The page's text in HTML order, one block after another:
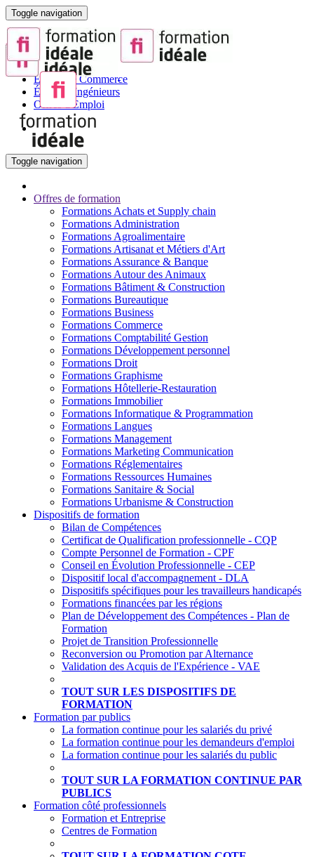
Toggle navigation
Sites partenaires :
BTS
Écoles de Commerce
Écoles d'Ingénieurs
Offres d'Emploi
Toggle navigation
Offres de formation
Formations Achats et Supply chain
Formations Administration
Formations Agroalimentaire
Formations Artisanat et Métiers d'Art
Formations Assurance & Banque
Formations Autour des Animaux
Formations Bâtiment & Construction
Formations Bureautique
Formations Business
Formations Commerce
Formations Comptabilité Gestion
Formations Développement personnel
Formations Droit
Formations Graphisme
Formations Hôtellerie-Restauration
Formations Immobilier
Formations Informatique & Programmation
Formations Langues
Formations Management
Formations Marketing Communication
Formations Réglementaires
Formations Ressources Humaines
Formations Sanitaire & Social
Formations Urbanisme & Construction
Dispositifs de formation
Bilan de Compétences
Certificat de Qualification professionnelle - CQP
Compte Personnel de Formation - CPF
Conseil en Évolution Professionnelle - CEP
Dispositif local d'accompagnement - DLA
Dispositifs spécifiques pour les travailleurs handicapés
Formations financées par les régions
Plan de Développement des Compétences - Plan de
Formation
Projet de Transition Professionnelle
Reconversion ou Promotion par Alternance
Validation des Acquis de l'Expérience - VAE
TOUT SUR LES DISPOSITIFS DE
FORMATION
Formation par publics
La formation continue pour les salariés du privé
La formation continue pour les demandeurs d'emploi
La formation continue pour les salariés du public
TOUT SUR LA FORMATION CONTINUE PAR
PUBLICS
Formation côté professionnels
Formation et Entreprise
Centres de Formation